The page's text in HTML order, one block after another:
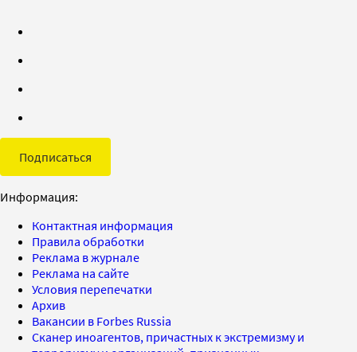
Подписаться
Информация:
Контактная информация
Правила обработки
Реклама в журнале
Реклама на сайте
Условия перепечатки
Архив
Вакансии в Forbes Russia
Сканер иноагентов, причастных к экстремизму и